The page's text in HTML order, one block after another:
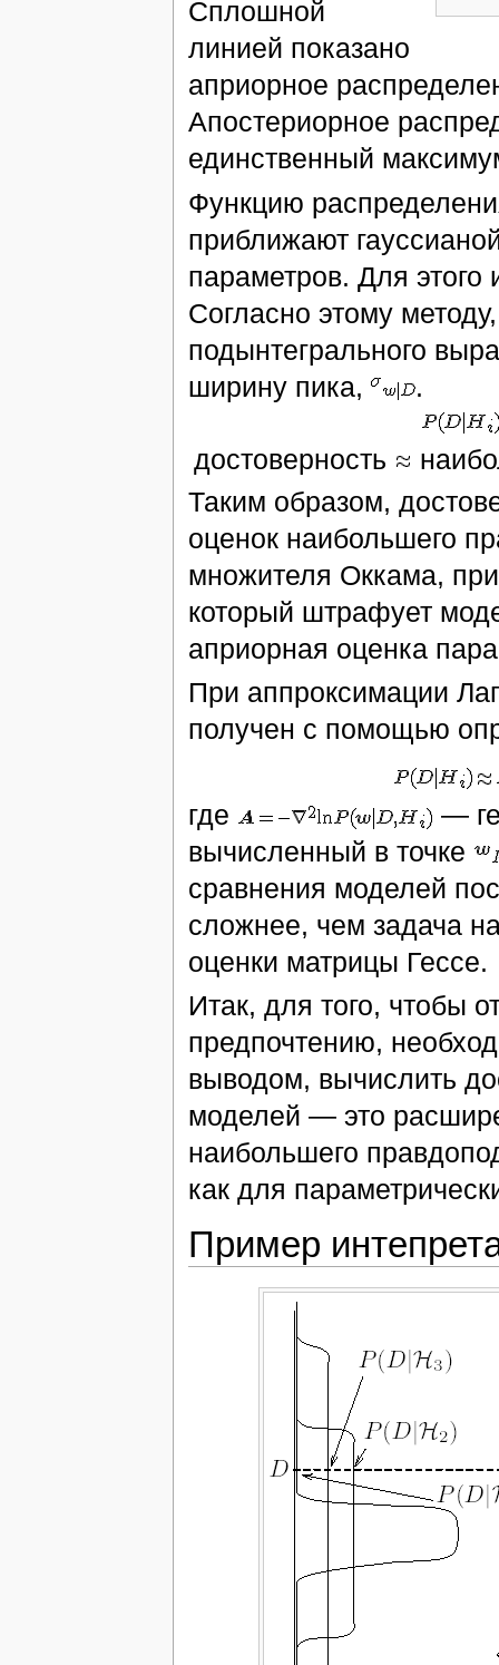
Сплошной
линией показано
априорное
Апостериорное
единственный
Функцию
приближают
параметров. Для этого
Согласно этому
подынтегрального
ширину пика,
.
достоверность
Таким образом,
оценок наибольшего
множителя Оккама,
который штрафует
априорная оценка
При аппроксимации
получен с помощью
где
—
вычисленный в точке
сравнения моделей
сложнее, чем задача
оценки матрицы Гессе.
Итак, для того, чтобы
предпочтению,
выводом, вычислить
моделей — это
наибольшего
как для
Пример